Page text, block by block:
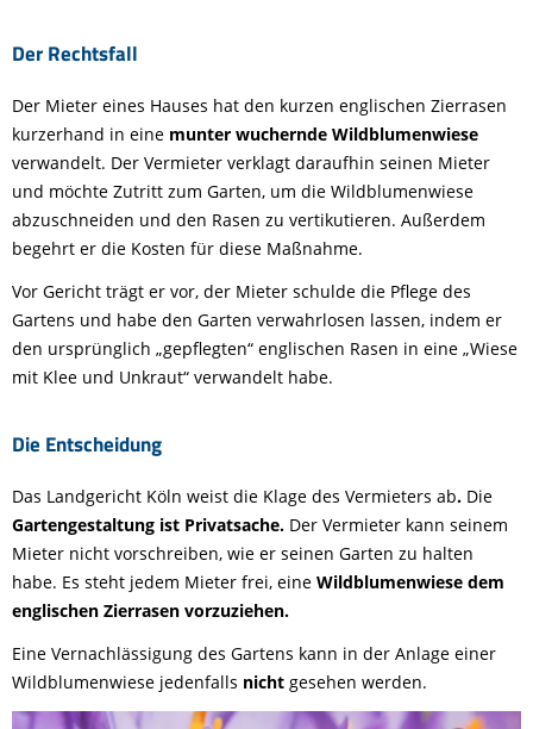
Der Rechtsfall
Der Mieter eines Hauses hat den kurzen englischen Zierrasen
kurzerhand in eine munter wuchernde Wildblumenwiese
verwandelt. Der Vermieter verklagt daraufhin seinen Mieter
und möchte Zutritt zum Garten, um die Wildblumenwiese
abzuschneiden und den Rasen zu vertikutieren. Außerdem
begehrt er die Kosten für diese Maßnahme.
Vor Gericht trägt er vor, der Mieter schulde die Pflege des
Gartens und habe den Garten verwahrlosen lassen, indem er
den ursprünglich „gepflegten“ englischen Rasen in eine „Wiese
mit Klee und Unkraut“ verwandelt habe.
Die Entscheidung
Das Landgericht Köln weist die Klage des Vermieters ab. Die
Gartengestaltung ist Privatsache. Der Vermieter kann seinem
Mieter nicht vorschreiben, wie er seinen Garten zu halten
habe. Es steht jedem Mieter frei, eine Wildblumenwiese dem
englischen Zierrasen vorzuziehen.
Eine Vernachlässigung des Gartens kann in der Anlage einer
Wildblumenwiese jedenfalls nicht gesehen werden.